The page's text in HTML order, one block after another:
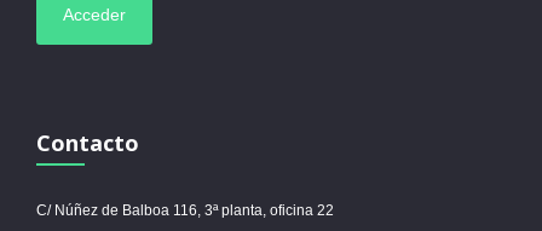
Contacto
C/ Núñez de Balboa 116, 3ª planta, oficina 22